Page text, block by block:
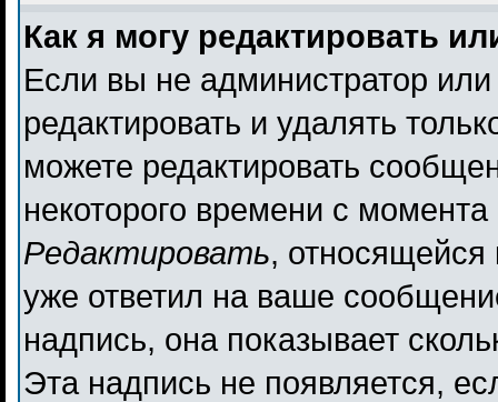
Как я могу редактировать
Если вы не администратор
редактировать и удалять
можете редактировать
некоторого времени с
Редактировать,
уже ответил на ваше
надпись, она показывает
Эта надпись не появляется,